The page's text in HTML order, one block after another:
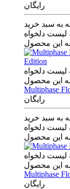
رایگان
به سبد خرید
لیست دلخواه
این محصول
لیست دلخواه
این محصول
Multiphase
رایگان
به سبد خرید
لیست دلخواه
این محصول
لیست دلخواه
این محصول
Multiphase
رایگان